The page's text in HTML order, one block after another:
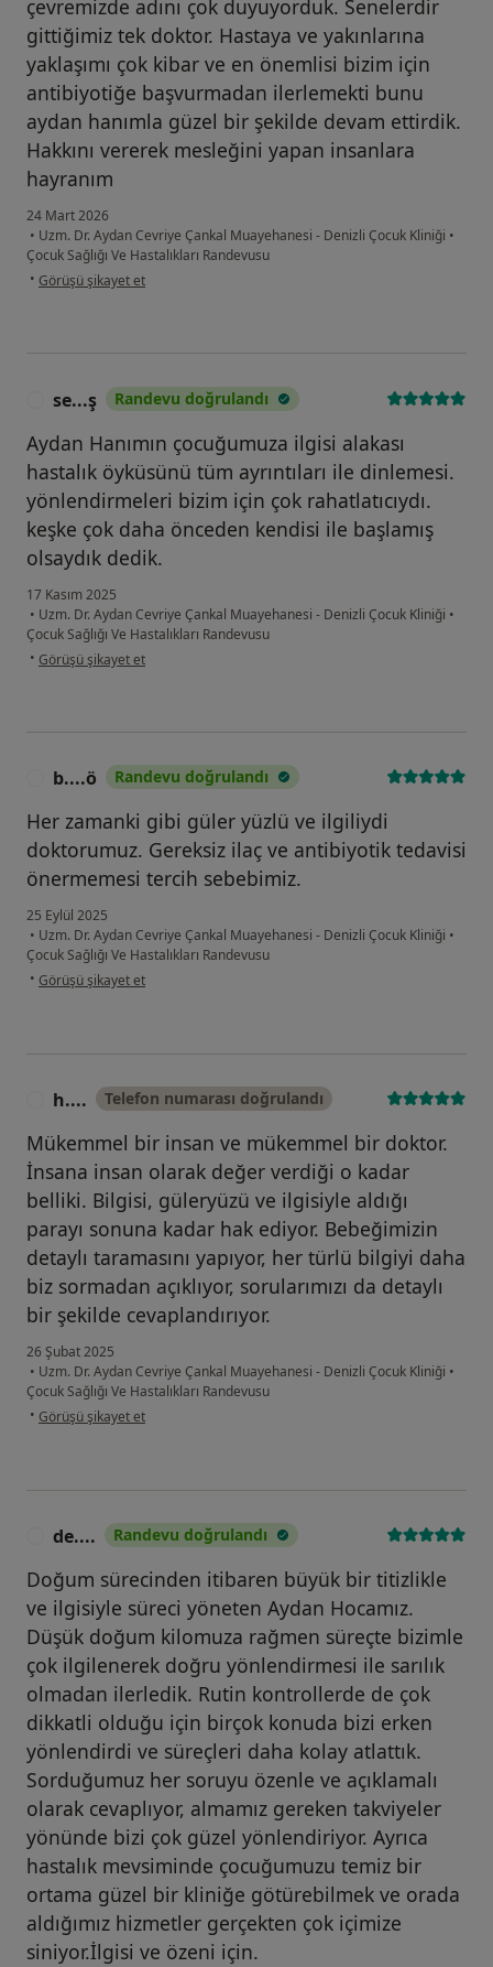
çevremizde adını çok duyuyorduk. Senelerdir
gittiğimiz tek doktor. Hastaya ve yakınlarına
yaklaşımı çok kibar ve en önemlisi bizim için
antibiyotiğe başvurmadan ilerlemekti bunu
aydan hanımla güzel bir şekilde devam ettirdik.
Hakkını vererek mesleğini yapan insanlara
hayranım
24 Mart 2026
• Uzm. Dr. Aydan Cevriye Çankal Muayehanesi - Denizli Çocuk Kliniği •
Çocuk Sağlığı Ve Hastalıkları Randevusu
• kullanıcının görüşüne göre a.....
Görüşü şikayet et
se...ş Randevu doğrulandı
Aydan Hanımın çocuğumuza ilgisi alakası
hastalık öyküsünü tüm ayrıntıları ile dinlemesi.
yönlendirmeleri bizim için çok rahatlatıcıydı.
keşke çok daha önceden kendisi ile başlamış
olsaydık dedik.
17 Kasım 2025
• Uzm. Dr. Aydan Cevriye Çankal Muayehanesi - Denizli Çocuk Kliniği •
Çocuk Sağlığı Ve Hastalıkları Randevusu
• kullanıcının görüşüne göre se...ş
Görüşü şikayet et
b....ö Randevu doğrulandı
Her zamanki gibi güler yüzlü ve ilgiliydi
doktorumuz. Gereksiz ilaç ve antibiyotik tedavisi
önermemesi tercih sebebimiz.
25 Eylül 2025
• Uzm. Dr. Aydan Cevriye Çankal Muayehanesi - Denizli Çocuk Kliniği •
Çocuk Sağlığı Ve Hastalıkları Randevusu
• kullanıcının görüşüne göre b....ö
Görüşü şikayet et
h.... Telefon numarası doğrulandı
Mükemmel bir insan ve mükemmel bir doktor.
İnsana insan olarak değer verdiği o kadar
belliki. Bilgisi, güleryüzü ve ilgisiyle aldığı
parayı sonuna kadar hak ediyor. Bebeğimizin
detaylı taramasını yapıyor, her türlü bilgiyi daha
biz sormadan açıklıyor, sorularımızı da detaylı
bir şekilde cevaplandırıyor.
26 Şubat 2025
• Uzm. Dr. Aydan Cevriye Çankal Muayehanesi - Denizli Çocuk Kliniği •
Çocuk Sağlığı Ve Hastalıkları Randevusu
• kullanıcının görüşüne göre h....
Görüşü şikayet et
de.... Randevu doğrulandı
Doğum sürecinden itibaren büyük bir titizlikle
ve ilgisiyle süreci yöneten Aydan Hocamız.
Düşük doğum kilomuza rağmen süreçte bizimle
çok ilgilenerek doğru yönlendirmesi ile sarılık
olmadan ilerledik. Rutin kontrollerde de çok
dikkatli olduğu için birçok konuda bizi erken
yönlendirdi ve süreçleri daha kolay atlattık.
Sorduğumuz her soruyu özenle ve açıklamalı
olarak cevaplıyor, almamız gereken takviyeler
yönünde bizi çok güzel yönlendiriyor. Ayrıca
hastalık mevsiminde çocuğumuzu temiz bir
ortama güzel bir kliniğe götürebilmek ve orada
aldığımız hizmetler gerçekten çok içimize
siniyor.İlgisi ve özeni için.